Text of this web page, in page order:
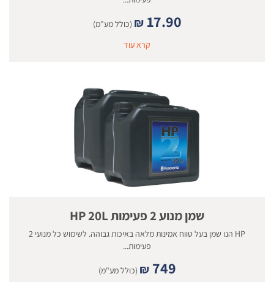
₪ 17.90
(כולל מע"מ)
קרא עוד
שמן מנוע 2 פעימות HP 20L
HP הנו שמן בעל טווח אמינות מלאה באיכות גבוהה. לשימוש כל מנועי 2
פעימות...
₪ 749
(כולל מע"מ)